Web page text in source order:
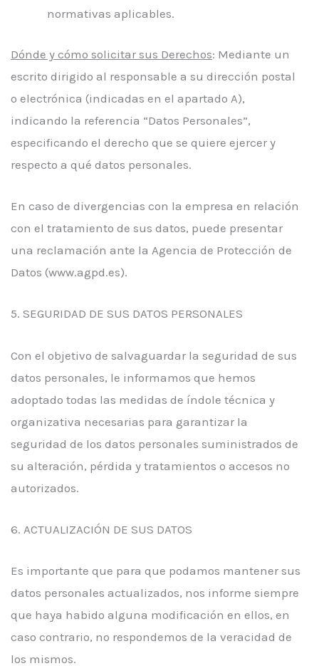
normativas aplicables.
Dónde y cómo solicitar sus Derechos: Mediante un
escrito dirigido al responsable a su dirección postal
o electrónica (indicadas en el apartado A),
indicando la referencia “Datos Personales”,
especificando el derecho que se quiere ejercer y
respecto a qué datos personales.
En caso de divergencias con la empresa en relación
con el tratamiento de sus datos, puede presentar
una reclamación ante la Agencia de Protección de
Datos (www.agpd.es).
5. SEGURIDAD DE SUS DATOS PERSONALES
Con el objetivo de salvaguardar la seguridad de sus
datos personales, le informamos que hemos
adoptado todas las medidas de índole técnica y
organizativa necesarias para garantizar la
seguridad de los datos personales suministrados de
su alteración, pérdida y tratamientos o accesos no
autorizados.
6. ACTUALIZACIÓN DE SUS DATOS
Es importante que para que podamos mantener sus
datos personales actualizados, nos informe siempre
que haya habido alguna modificación en ellos, en
caso contrario, no respondemos de la veracidad de
los mismos.